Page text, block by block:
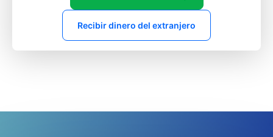
Recibir dinero del extranjero